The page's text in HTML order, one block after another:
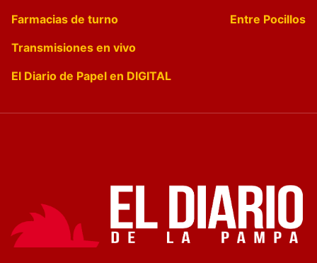
Farmacias de turno
Entre Pocillos
Transmisiones en vivo
El Diario de Papel en DIGITAL